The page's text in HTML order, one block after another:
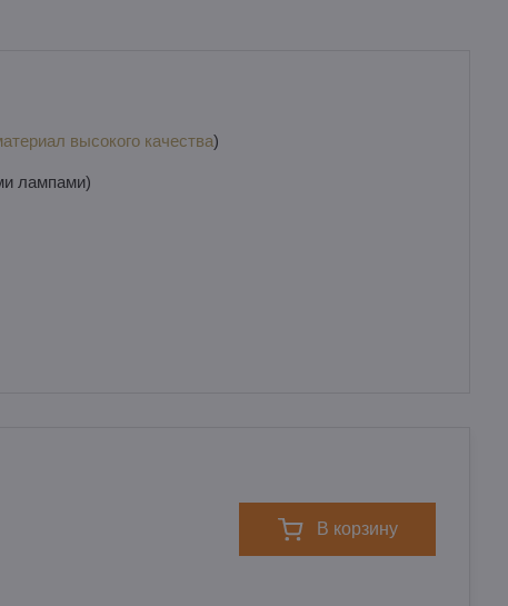
высокого качества)
лампами)
в корзину